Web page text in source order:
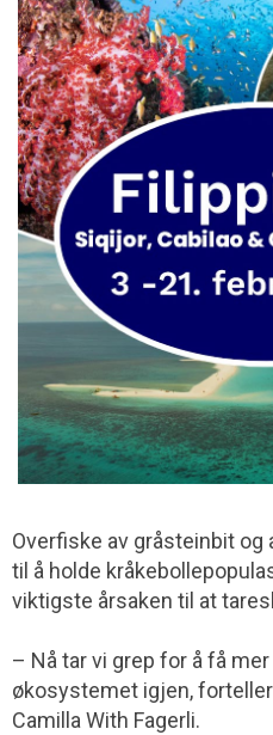
Overfiske av gråsteinbit
til å holde
viktigste årsaken til at
– Nå tar vi grep for å få
økosystemet igjen,
Camilla With Fagerli.